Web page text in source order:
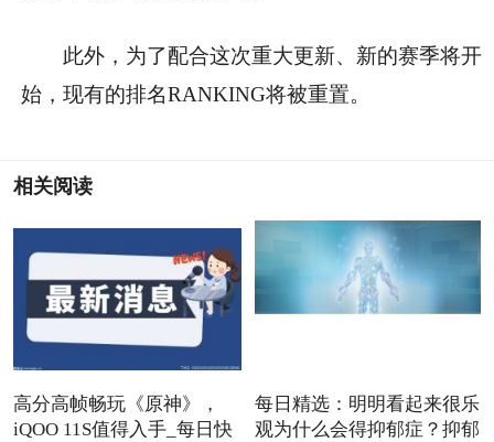
此外，为了配合这次重大更新、新的赛季将开
始，现有的排名RANKING将被重置。
相关阅读
高分高帧畅玩《原神》，
iQOO 11S值得入手_每日快
每日精选：明明看起来很乐
观为什么会得抑郁症？抑郁